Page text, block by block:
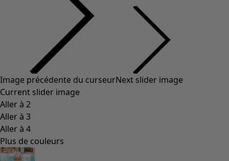
Collections
Dans l'univers du kimono
Monsoon
Étendues champêtres
Coimbatore
Les classiques de Gudrun
Des tournesols pour le HCR